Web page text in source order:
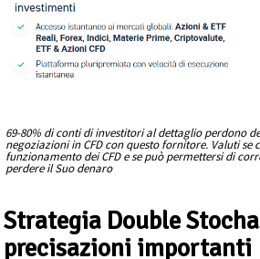
69-80% di conti di investitori al dettaglio perdono
negoziazioni in CFD con questo fornitore. Valuti se
funzionamento dei CFD e se può permettersi di
perdere il Suo denaro
Strategia Double
precisazioni importanti